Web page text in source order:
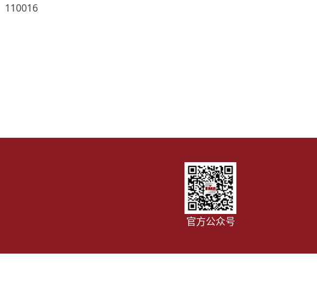
110016
官方公众号